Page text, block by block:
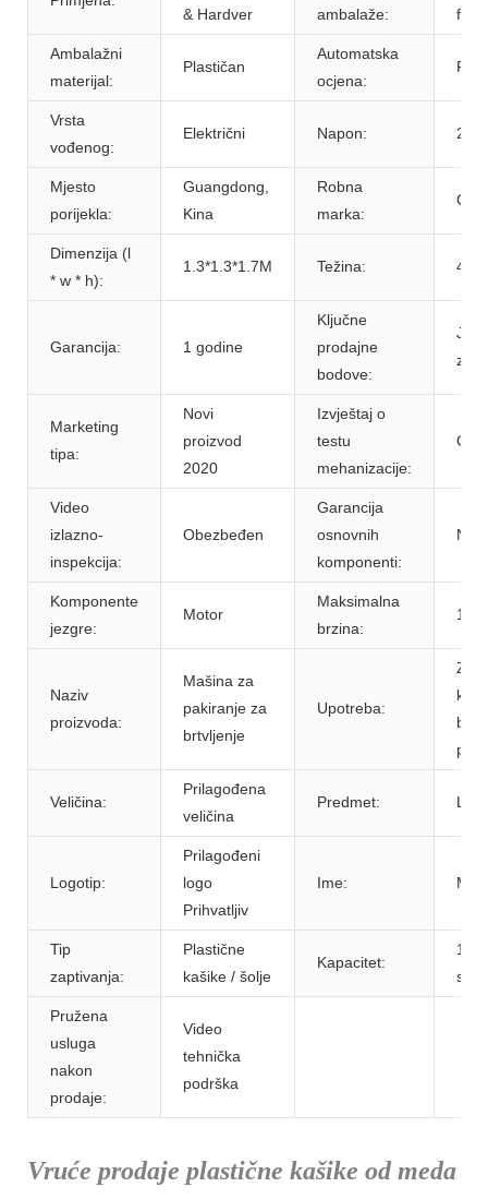
& Hardver
ambalaže:
folija
Ambalažni
materijal:
Plastičan
Automatska
ocjena:
Vrsta
vođenog:
Električni Napon:
Mjesto
porijekla:
Guangdong,
Kina
Robna
marka:
Dimenzija (l
* w * h):
1.3*1.3*1.7M Težina: 450
Garancija: 1 godine
Ključne
prodajne
bodove:
za
Marketing
tipa:
Novi
proizvod
2020
Izvještaj o
testu
mehanizacije:
Video
izlazno-
inspekcija:
Obezbeđen
Garancija
osnovnih
komponenti:
Nije
Komponente
jezgre:
Motor
Maksimalna
brzina:
Naziv
proizvoda:
Mašina za
pakiranje za
brtvljenje
Upotreba:
Za
Veličina:
Prilagođena
veličina
Predmet:
Logotip:
Prilagođeni
logo
Prihvatljiv
Ime:
Tip
zaptivanja:
Plastične
kašike / šolje
Kapacitet:
sat
Pružena
usluga
nakon
prodaje:
Video
tehnička
podrška
Vruće prodaje plastične kašike od meda